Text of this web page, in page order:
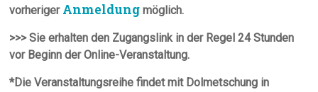
vorheriger Anmeldung möglich.
>>> Sie erhalten den Zugangslink in der Regel 24 Stunden
vor Beginn der Online-Veranstaltung.
*Die Veranstaltungsreihe findet mit Dolmetschung in